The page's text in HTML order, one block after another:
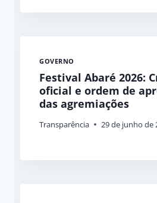
GOVERNO
Festival Abaré 2026:
oficial e ordem de
das agremiações
Transparência 29 de junho de